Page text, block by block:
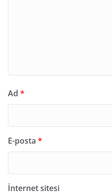
Ad *
E-posta *
İnternet sitesi